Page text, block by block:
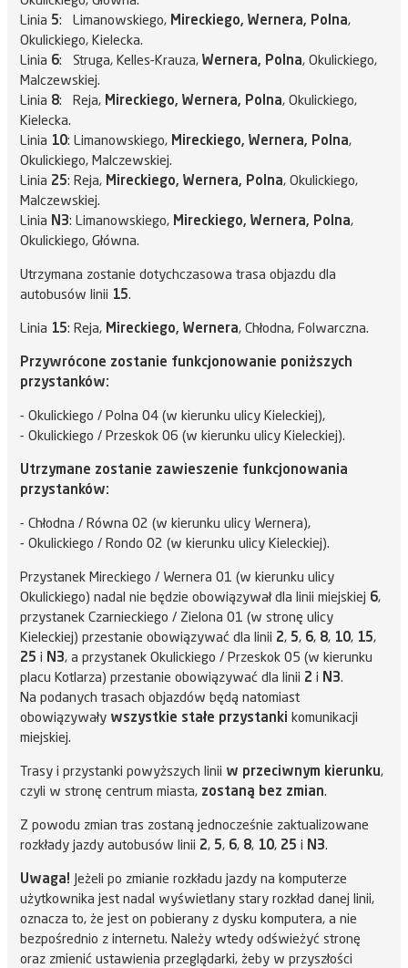
Linia 5: Limanowskiego, Mireckiego, Wernera, Polna,
Okulickiego, Kielecka.
Linia 6: Struga, Kelles-Krauza,Wernera, Polna, Okulickiego,
Malczewskiej.
Linia 8: Reja, Mireckiego, Wernera, Polna, Okulickiego,
Kielecka.
Linia 10: Limanowskiego, Mireckiego, Wernera, Polna,
Okulickiego, Malczewskiej.
Linia 25: Reja, Mireckiego, Wernera, Polna, Okulickiego,
Malczewskiej.
Linia N3: Limanowskiego, Mireckiego, Wernera, Polna,
Okulickiego, Główna.
Utrzymana zostanie dotychczasowa trasa objazdu dla
autobusów linii 15.
Linia 15: Reja, Mireckiego, Wernera, Chłodna, Folwarczna.
Przywrócone zostanie funkcjonowanie poniższych
przystanków:
- Okulickiego / Polna 04 (w kierunku ulicy Kieleckiej),
- Okulickiego / Przeskok 06 (w kierunku ulicy Kieleckiej).
Utrzymane zostanie zawieszenie funkcjonowania
przystanków:
- Chłodna / Równa 02 (w kierunku ulicy Wernera),
- Okulickiego / Rondo 02 (w kierunku ulicy Kieleckiej).
Przystanek Mireckiego / Wernera 01 (w kierunku ulicy
Okulickiego) nadal nie będzie obowiązywał dla linii miejskiej 6,
przystanek Czarnieckiego / Zielona 01 (w stronę ulicy
Kieleckiej) przestanie obowiązywać dla linii 2, 5, 6, 8, 10, 15,
25 i N3, a przystanek Okulickiego / Przeskok 05 (w kierunku
placu Kotlarza) przestanie obowiązywać dla linii 2 i N3.
Na podanych trasach objazdów będą natomiast
obowiązywały wszystkie stałe przystanki komunikacji
miejskiej.
Trasy i przystanki powyższych linii w przeciwnym kierunku,
czyli w stronę centrum miasta, zostaną bez zmian.
Z powodu zmian tras zostaną jednocześnie zaktualizowane
rozkłady jazdy autobusów linii 2, 5, 6, 8, 10, 25 i N3.
Uwaga! Jeżeli po zmianie rozkładu jazdy na komputerze
użytkownika jest nadal wyświetlany stary rozkład danej linii,
oznacza to, że jest on pobierany z dysku komputera, a nie
bezpośrednio z internetu. Należy wtedy odświeżyć stronę
oraz zmienić ustawienia przeglądarki, żeby w przyszłości